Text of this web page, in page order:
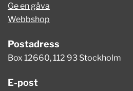
Ge en gåva
Webbshop
Postadress
Box 12660, 112 93 Stockholm
E-post